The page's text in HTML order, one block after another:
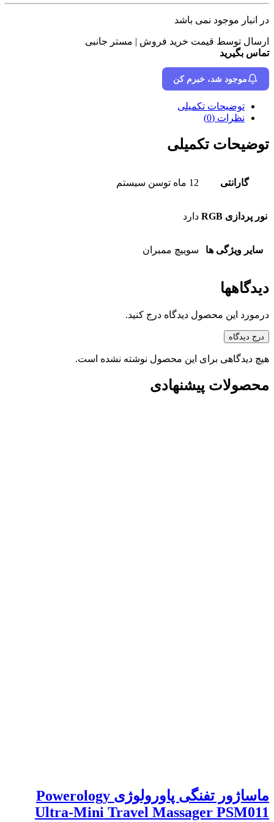
در انبار موجود نمی باشد
ارسال توسط قیمت خرید فروش | مستر جانبی
تماس بگیرید
موجود شد، خبرم کن
توضیحات تکمیلی
نظرات (0)
توضیحات تکمیلی
گارانتی 12 ماه توسن سیستم
نور پردازی RGB دارد
سایر ویژگی ها سوییچ ممبران
دیدگاهها
درمورد این محصول دیدگاه درج کنید.
درج دیدگاه
هیچ دیدگاهی برای این محصول نوشته نشده است.
محصولات پیشنهادی
ماساژور تفنگی پاورولوژی Powerology
Ultra-Mini Travel Massager PSM011